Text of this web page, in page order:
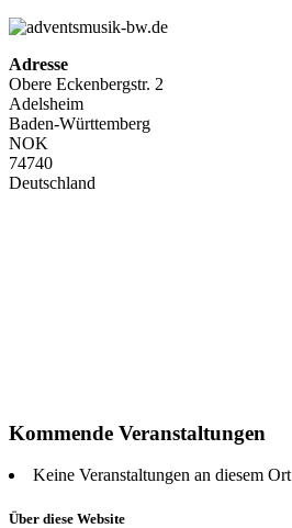
Adresse
Obere Eckenbergstr. 2
Adelsheim
Baden-Württemberg
NOK
74740
Deutschland
Kommende Veranstaltungen
Keine Veranstaltungen an diesem Ort
Über diese Website